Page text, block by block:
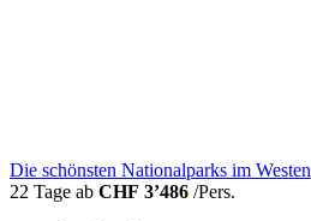
Die schönsten Nationalparks im Westen
22 Tage ab CHF 3’486 /Pers.